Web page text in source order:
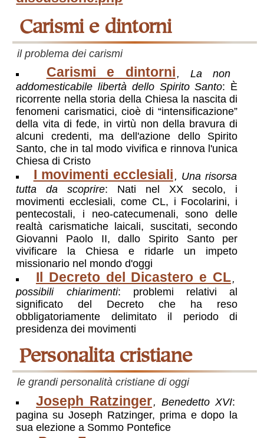
carismi e dintorni
il problema dei carismi
Carismi e dintorni , La non
addomesticabile libertà dello Spirito Santo: È
ricorrente nella storia della Chiesa la nascita di
fenomeni carismatici, cioè di “intensificazione”
della vita di fede, in virtù non della bravura di
alcuni credenti, ma dell'azione dello Spirito
Santo, che in tal modo vivifica e rinnova l'unica
Chiesa di Cristo
I movimenti ecclesiali , Una risorsa
tutta da scoprire: Nati nel XX secolo, i
movimenti ecclesiali, come CL, i Focolarini, i
pentecostali, i neo-catecumenali, sono delle
realtà carismatiche laicali, suscitati, secondo
Giovanni Paolo II, dallo Spirito Santo per
vivificare la Chiesa e ridarle un impeto
missionario nel mondo d'oggi
Il Decreto del Dicastero e CL,
possibili chiarimenti: problemi relativi al
significato del Decreto che ha reso
obbligatoriamente delimitato il periodo di
presidenza dei movimenti
personalita cristiane
le grandi personalità cristiane di oggi
Joseph Ratzinger, Benedetto XVI:
pagina su Joseph Ratzinger, prima e dopo la
sua elezione a Sommo Pontefice